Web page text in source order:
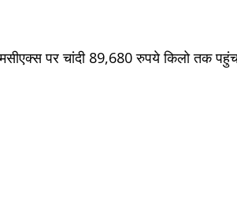
पर चांदी 89,680 रुपये किलो तक